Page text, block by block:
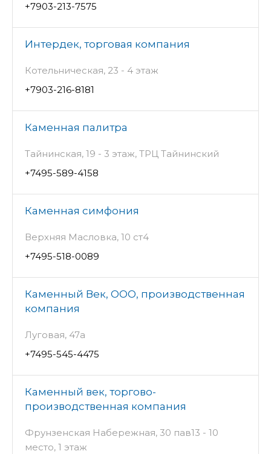
+7903-213-7575
Интердек, торговая компания
Котельническая, 23 - 4 этаж
+7903-216-8181
Каменная палитра
Тайнинская, 19 - 3 этаж, ТРЦ Тайнинский
+7495-589-4158
Каменная симфония
Верхняя Масловка, 10 ст4
+7495-518-0089
Каменный Век, ООО, производственная
компания
Луговая, 47а
+7495-545-4475
Каменный век, торгово-
производственная компания
Фрунзенская Набережная, 30 пав13 - 10
место, 1 этаж